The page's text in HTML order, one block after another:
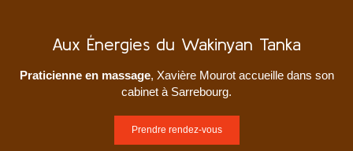
Aux Énergies du Wakinyan Tanka
Praticienne en massage, Xavière Mourot accueille dans son
cabinet à Sarrebourg.
Prendre rendez-vous